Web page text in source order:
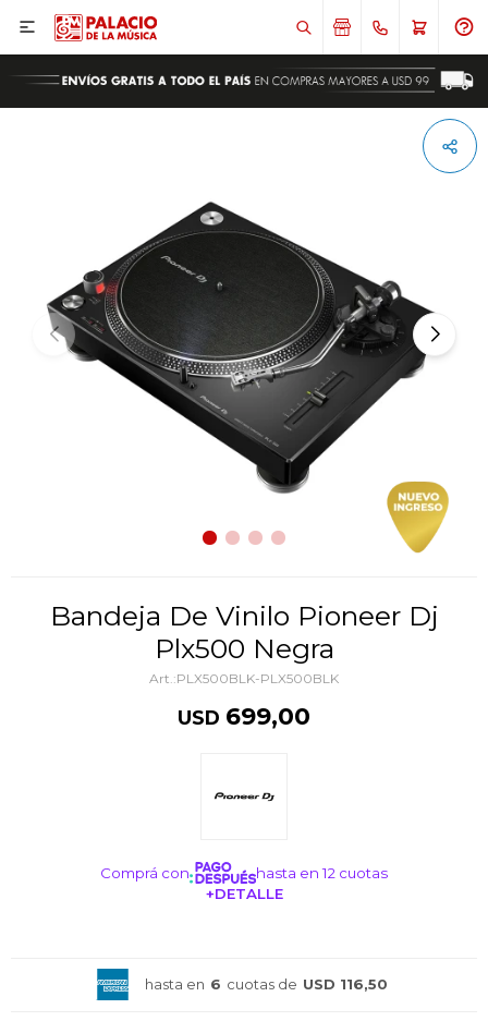

Bandeja De Vinilo Pioneer Dj
Plx500 Negra
PLX500BLK-PLX500BLK
USD 699,00
Comprá con
hasta en 12 cuotas
+DETALLE
hasta en 6 cuotas de USD 116,50